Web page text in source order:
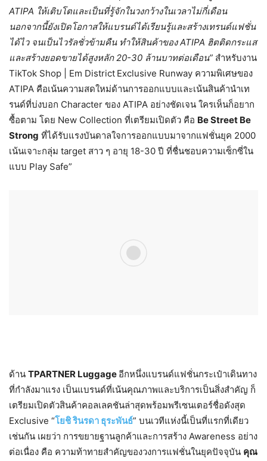
ATIPA ให้เติบโตและเป็นที่รู้จักในวงกว้างในเวลาไม่กี่เดือน
นอกจากนี้ยังเปิดโอกาสให้แบรนด์ได้เรียนรู้และสร้างเทรนด์แฟชั่น
ได้ไว จนเป็นไวรัลชั่วข้ามคืน ทำให้สินค้าของATIPA ฮิตติดกระแส
และสร้างยอดขายได้สูงหลัก20-30 ล้านบาทต่อเดือน” สำหรับงาน
TikTok Shop | Em District Exclusive Runway ความพิเศษของ
ATIPA คือเน้นความสดใหม่ด้านการออกแบบและเน้นสินค้านำเท
รนด์ที่บ่งบอก Character ของ ATIPA อย่างชัดเจน ใครเห็นก็อยาก
ซื้อตาม โดย New Collection ที่เตรียมเปิดตัว คือ Be Street Be
Strong ที่ได้รับแรงบันดาลใจการออกแบบมาจากแฟชั่นยุค 2000
เน้นเจาะกลุ่ม target สาว ๆ อายุ 18-30 ปี ที่ชื่นชอบความเซ็กซี่ใน
แบบ Play Safe”
ด้าน TPARTNER Luggage อีกหนึ่งแบรนด์แฟชั่นกระเป๋าเดินทาง
ที่กำลังมาแรง เป็นแบรนด์ที่เน้นคุณภาพและบริการเป็นสิ่งสำคัญ ก็
เตรียมเปิดตัวสินค้าคอลเลคชันล่าสุดพร้อมพรีเซนเตอร์ชื่อดังสุด
Exclusive “โยชิ รินรดา ธุระพันธ์” บนเวทีแห่งนี้เป็นที่แรกที่เดียว
เช่นกัน เผยว่า การขยายฐานลูกค้าและการสร้าง Awareness อย่าง
ต่อเนื่อง คือ ความท้าทายสำคัญของวงการแฟชั่นในยุคปัจจุบัน คุณ